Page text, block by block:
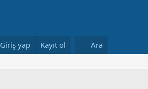
Giriş yap Kayıt ol Ara